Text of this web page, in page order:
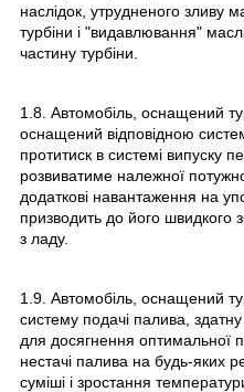
наслідок, утрудненого зливу
турбіни і "видавлювання"
частину турбіни.
1.8. Автомобіль, оснащений
оснащений відповідною
протитиск в системі випуску
розвиватиме належної
додаткові навантаження на
призводить до його швидкого
з ладу.
1.9. Автомобіль, оснащений
систему подачі палива, здатну
для досягнення оптимальної
нестачі палива на будь-яких
суміші і зростання